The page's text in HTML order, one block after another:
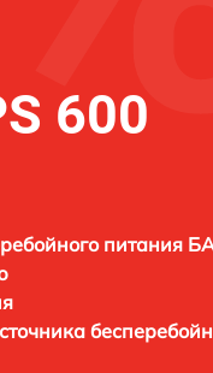
600
питания